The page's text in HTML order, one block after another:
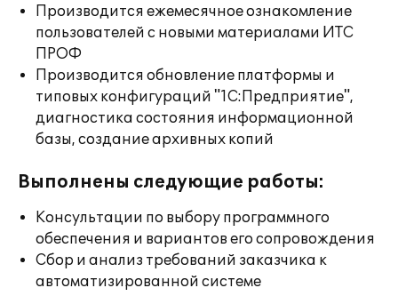
Производится ежемесячное ознакомление
пользователей с новыми материалами ИТС
ПРОФ
Производится обновление платформы и
типовых конфигураций "1С:Предприятие",
диагностика состояния информационной
базы, создание архивных копий
Выполнены следующие работы:
Консультации по выбору программного
обеспечения и вариантов его сопровождения
Сбор и анализ требований заказчика к
автоматизированной системе